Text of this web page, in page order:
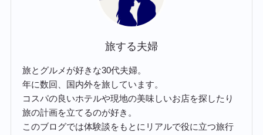
旅する夫婦
旅とグルメが好きな30代夫婦。
年に数回、国内外を旅しています。
コスパの良いホテルや現地の美味しいお店を探したり
旅の計画を立てるのが好き。
このブログでは体験談をもとにリアルで役に立つ旅行